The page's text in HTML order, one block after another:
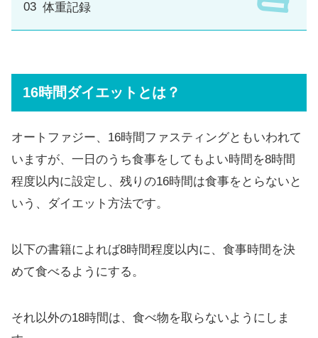
体重記録
16時間ダイエットとは？
オートファジー、16時間ファスティングともいわれて
いますが、一日のうち食事をしてもよい時間を8時間
程度以内に設定し、残りの16時間は食事をとらないと
いう、ダイエット方法です。
以下の書籍によれば8時間程度以内に、食事時間を決
めて食べるようにする。
それ以外の18時間は、食べ物を取らないようにしま